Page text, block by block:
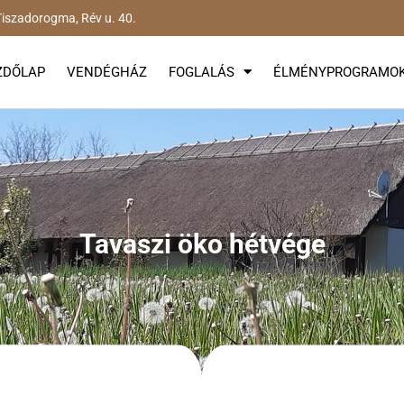
Rév u. 40.
VENDÉGHÁZ FOGLALÁS
Tavaszi öko hétvége